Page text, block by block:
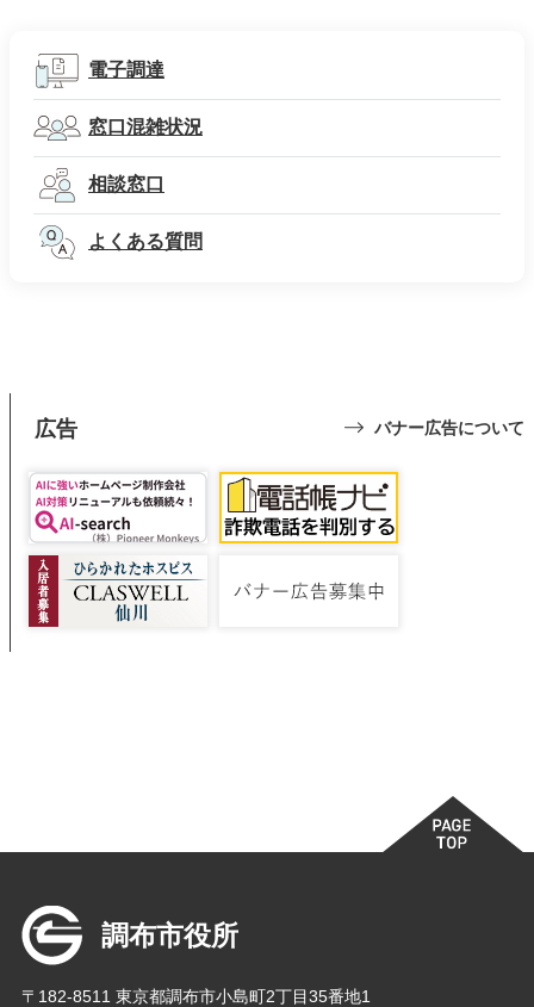
電子調達
窓口混雑状況
相談窓口
よくある質問
広告 バナー広告について
調布市役所
〒182-8511 東京都調布市小島町2丁目35番地1